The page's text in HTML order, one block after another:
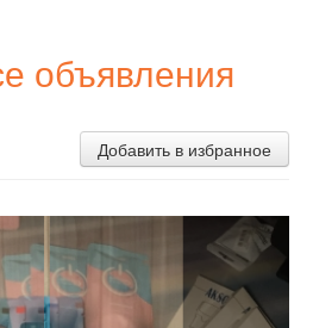
объявления
Добавить в избранное